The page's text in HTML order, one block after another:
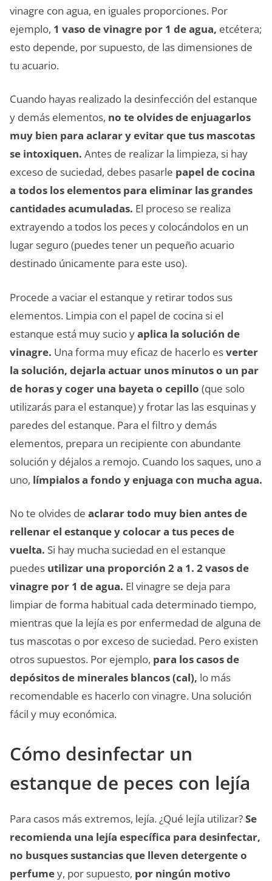
vinagre con agua, en iguales proporciones. Por
ejemplo, 1 vaso de vinagre por 1 de agua, etcétera;
esto depende, por supuesto, de las dimensiones de
tu acuario.
Cuando hayas realizado la desinfección del estanque
y demás elementos, no te olvides de enjuagarlos
muy bien para aclarar y evitar que tus mascotas
se intoxiquen. Antes de realizar la limpieza, si hay
exceso de suciedad, debes pasarle papel de cocina
a todos los elementos para eliminar las grandes
cantidades acumuladas. El proceso se realiza
extrayendo a todos los peces y colocándolos en un
lugar seguro (puedes tener un pequeño acuario
destinado únicamente para este uso).
Procede a vaciar el estanque y retirar todos sus
elementos. Limpia con el papel de cocina si el
estanque está muy sucio yaplica la solución de
vinagre. Una forma muy eficaz de hacerlo esverter
la solución, dejarla actuar unos minutos o un par
de horas y coger una bayeta o cepillo (que solo
utilizarás para el estanque) y frotar las las esquinas y
paredes del estanque. Para el filtro y demás
elementos, prepara un recipiente con abundante
solución y déjalos a remojo. Cuando los saques, uno a
uno, límpialos a fondo y enjuaga con mucha agua.
No te olvides de aclarar todo muy bien antes de
rellenar el estanque y colocar a tus peces de
vuelta. Si hay mucha suciedad en el estanque
puedes utilizar una proporción 2 a 1. 2 vasos de
vinagre por 1 de agua. El vinagre se deja para
limpiar de forma habitual cada determinado tiempo,
mientras que la lejía es por enfermedad de alguna de
tus mascotas o por exceso de suciedad. Pero existen
otros supuestos. Por ejemplo, para los casos de
depósitos de minerales blancos (cal), lo más
recomendable es hacerlo con vinagre. Una solución
fácil y muy económica.
Cómo desinfectar un
estanque de peces con lejía
Para casos más extremos, lejía. ¿Qué lejía utilizar?Se
recomienda una lejía específica para desinfectar,
no busques sustancias que lleven detergente o
perfumey, por supuesto, por ningún motivo